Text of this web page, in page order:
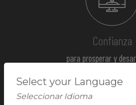
Confianza
para prosperar y
Select your Language
Seleccionar Idioma